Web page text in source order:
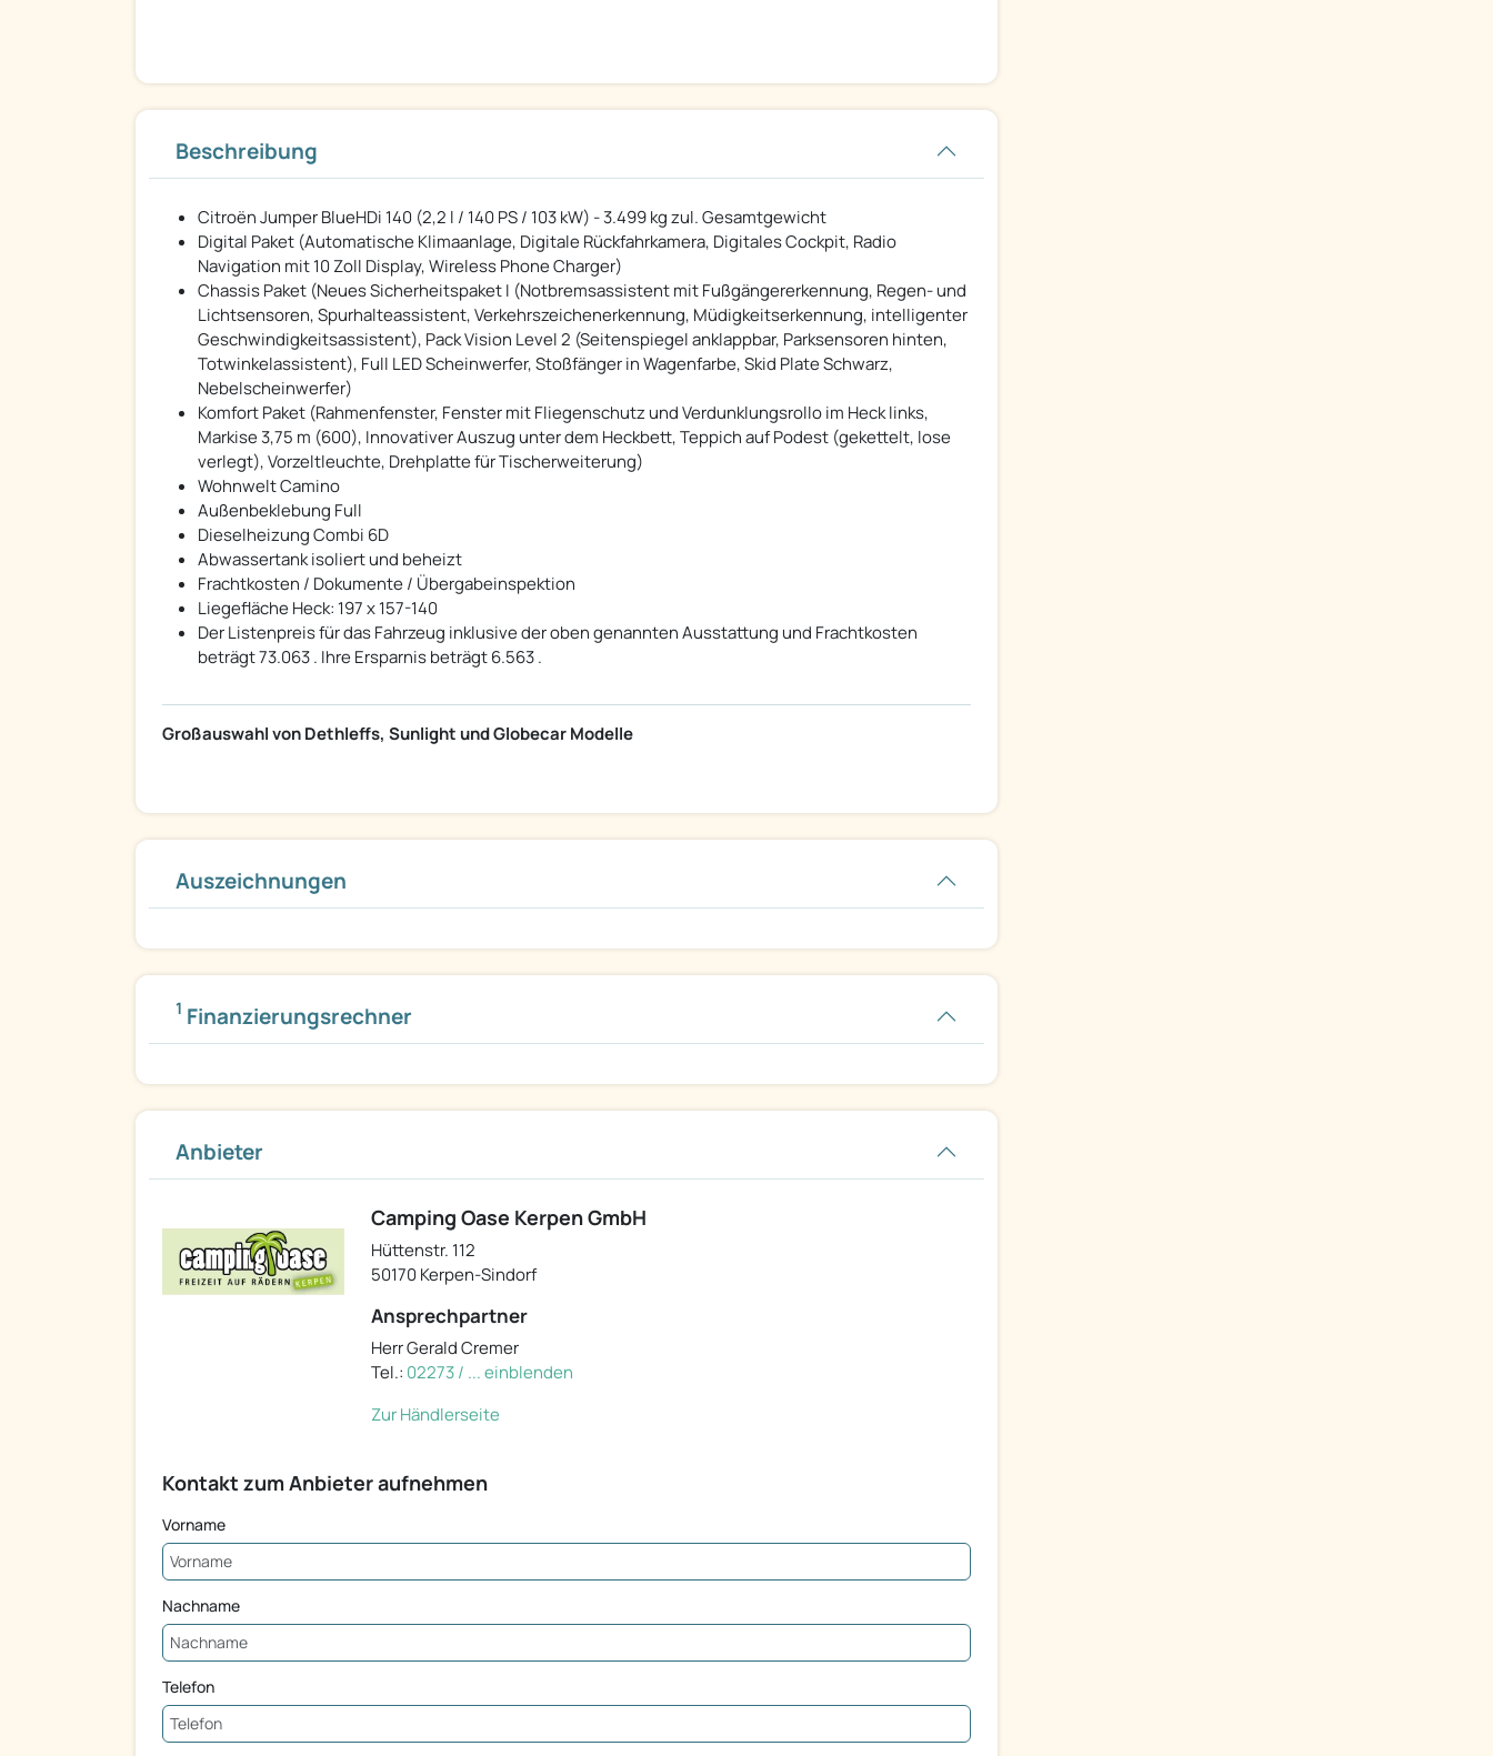
Beschreibung
Citroën Jumper BlueHDi 140 (2,2 l / 140 PS / 103 kW) - 3.499 kg zul. Gesamtgewicht
Digital Paket (Automatische Klimaanlage, Digitale Rückfahrkamera, Digitales Cockpit, Radio
Navigation mit 10 Zoll Display, Wireless Phone Charger)
Chassis Paket (Neues Sicherheitspaket I (Notbremsassistent mit Fußgängererkennung, Regen- und
Lichtsensoren, Spurhalteassistent, Verkehrszeichenerkennung, Müdigkeitserkennung, intelligenter
Geschwindigkeitsassistent), Pack Vision Level 2 (Seitenspiegel anklappbar, Parksensoren hinten,
Totwinkelassistent), Full LED Scheinwerfer, Stoßfänger in Wagenfarbe, Skid Plate Schwarz,
Nebelscheinwerfer)
Komfort Paket (Rahmenfenster, Fenster mit Fliegenschutz und Verdunklungsrollo im Heck links,
Markise 3,75 m (600), Innovativer Auszug unter dem Heckbett, Teppich auf Podest (gekettelt, lose
verlegt), Vorzeltleuchte, Drehplatte für Tischerweiterung)
Wohnwelt Camino
Außenbeklebung Full
Dieselheizung Combi 6D
Abwassertank isoliert und beheizt
Frachtkosten / Dokumente / Übergabeinspektion
Liegefläche Heck: 197 x 157-140
Der Listenpreis für das Fahrzeug inklusive der oben genannten Ausstattung und Frachtkosten
beträgt 73.063 . Ihre Ersparnis beträgt 6.563 .
Großauswahl von Dethleffs, Sunlight und Globecar Modelle
Auszeichnungen
1 Finanzierungsrechner
Anbieter
Camping Oase Kerpen GmbH
Hüttenstr. 112
50170 Kerpen-Sindorf
Ansprechpartner
Herr Gerald Cremer
Tel.: 02273 / ... einblenden
Zur Händlerseite
Kontakt zum Anbieter aufnehmen
Vorname
Nachname
Telefon